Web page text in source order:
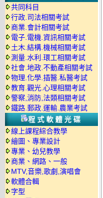
共同科目
行政.司法相關考試
商業.會計相關考試
電子.電機.資訊相關考試
土木.結構.機械相關考試
測量.水利.環工相關考試
社會.地政.不動產相關考試
物理.化學.插醫.私醫考試
教育.觀光.心理相關考試
警察,消防,法類相關考試
鐵路.郵政.運輸.農業考試
程式軟體光碟
線上課程綜合教學
繪圖、專業設計
專業、幼兒教學
商業、網路、一般
MTV,音樂,歌劇,演唱會
軟體合輯
字型